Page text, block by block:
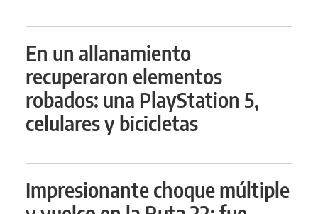
En un allanamiento
recuperaron elementos
robados: una PlayStation 5,
celulares y bicicletas
Impresionante choque múltiple